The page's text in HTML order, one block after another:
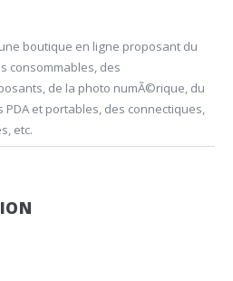
boutique en ligne proposant du
consommables, des
de la photo numÃ©rique, du
et portables, des connectiques,
etc.